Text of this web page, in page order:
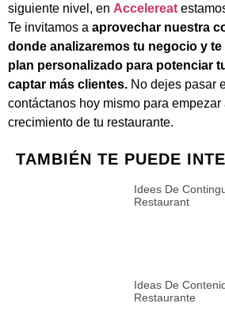
siguiente nivel, en Accelereat
Te invitamos a aprovechar nuestra
donde analizaremos tu negocio y
plan personalizado para potenciar
captar más clientes. No dejes pasar
contáctanos hoy mismo para empezar
crecimiento de tu restaurante.
TAMBIÉN TE PUEDE
Idees De
Restaurant
Ideas De
Restaurante